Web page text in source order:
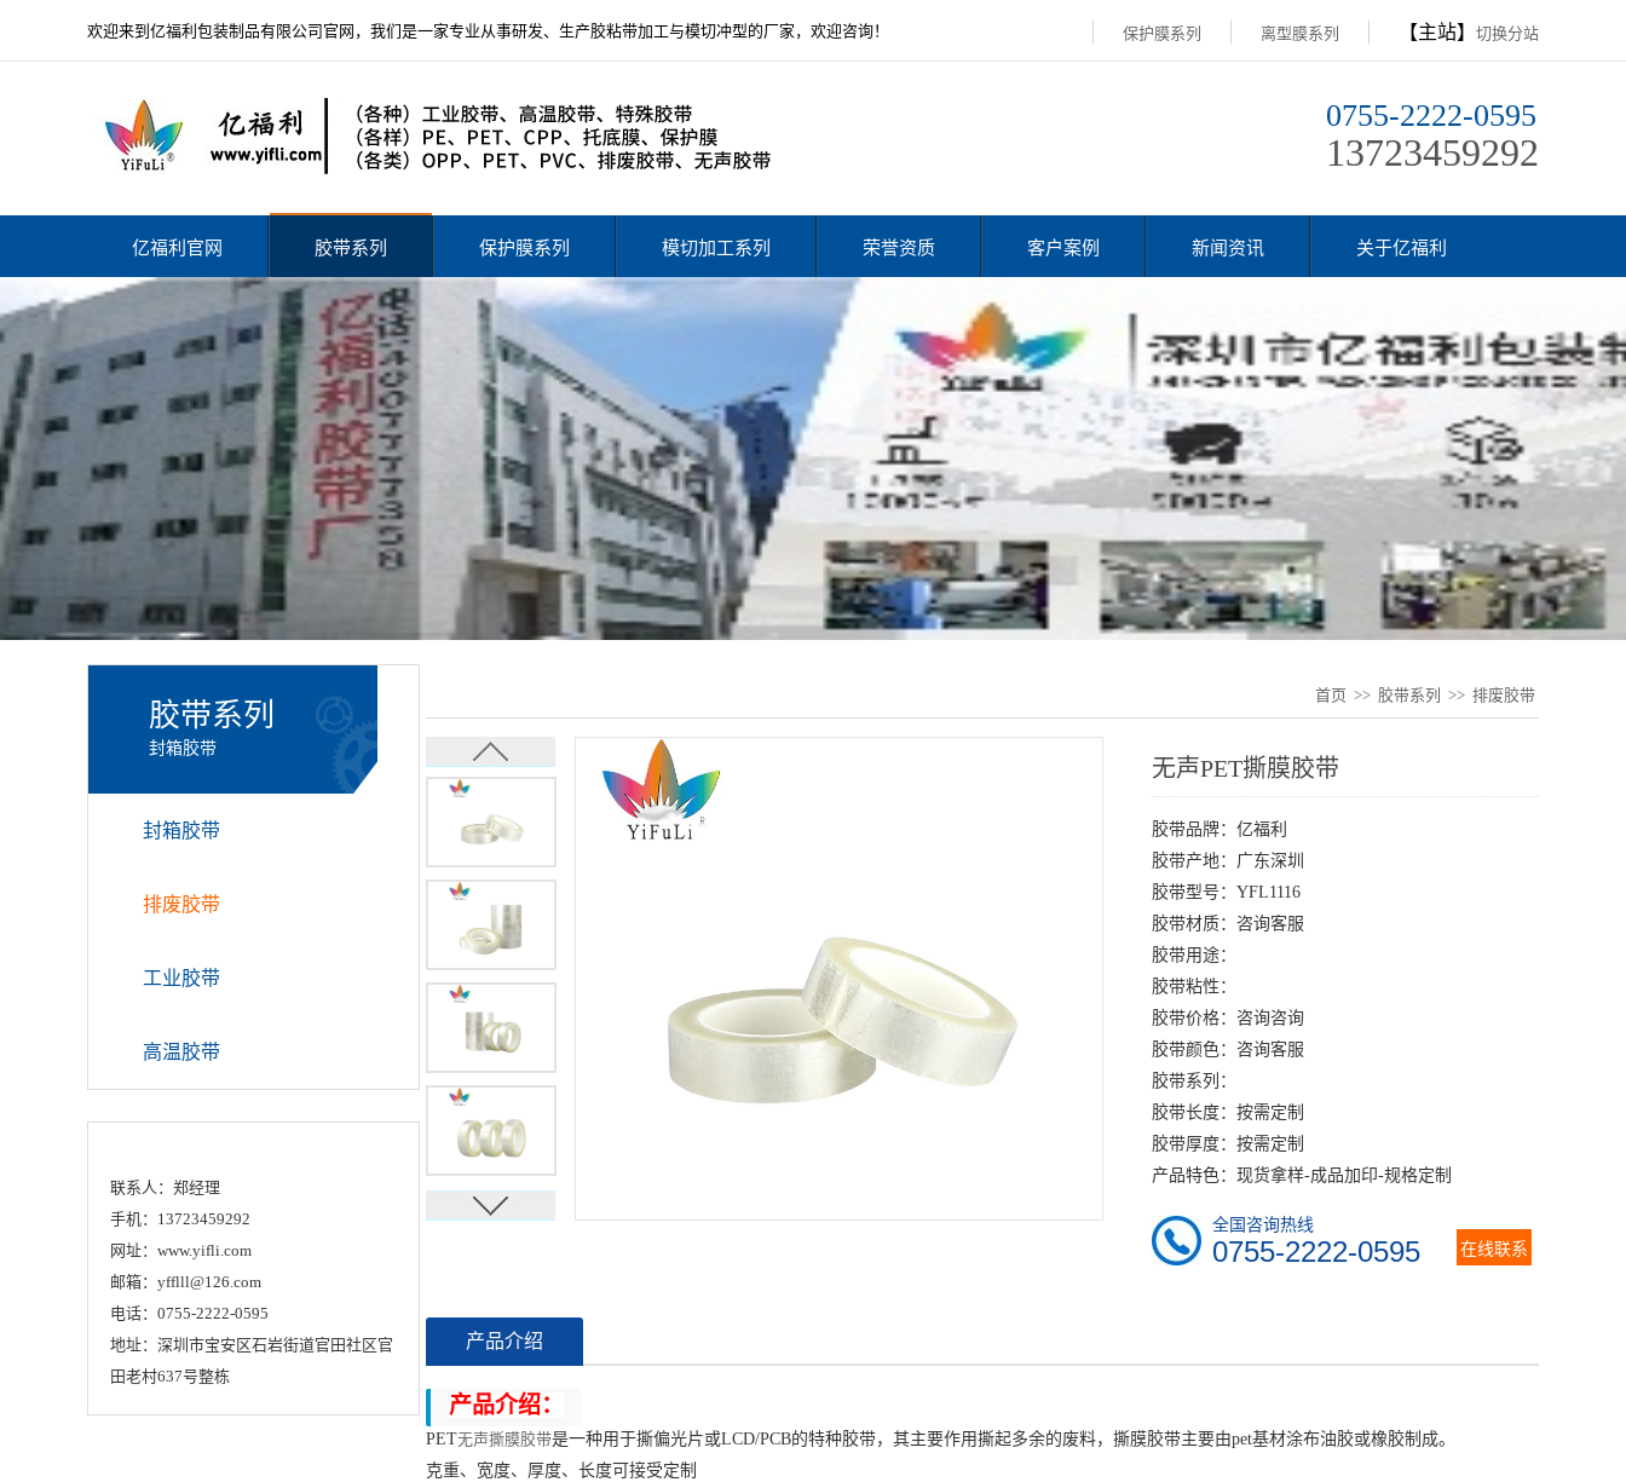
欢迎来到亿福利包装制品有限公司官网，我们是一家专业从事研发、生产胶粘带加工与模切冲型的厂家，欢迎咨询！ 保护膜系列 离型膜系列 【主站】 切换分站
0755-2222-0595
13723459292
亿福利官网 胶带系列 保护膜系列 模切加工系列 荣誉资质 客户案例 新闻资讯 关于亿福利
胶带系列
封箱胶带
封箱胶带
排废胶带
工业胶带
高温胶带
联系人：郑经理
手机：13723459292
网址：www.yifli.com
邮箱：yfflll@126.com
电话：0755-2222-0595
地址：深圳市宝安区石岩街道官田社区官
田老村637号整栋
首页 >> 胶带系列 >> 排废胶带
无声PET撕膜胶带
胶带品牌：亿福利
胶带产地：广东深圳
胶带型号：YFL1116
胶带材质：咨询客服
胶带用途：
胶带粘性：
胶带价格：咨询咨询
胶带颜色：咨询客服
胶带系列：
胶带长度：按需定制
胶带厚度：按需定制
产品特色：现货拿样-成品加印-规格定制
全国咨询热线
0755-2222-0595 在线联系
产品介绍
产品介绍：
PET无声撕膜胶带是一种用于撕偏光片或LCD/PCB的特种胶带，其主要作用撕起多余的废料，撕膜胶带主要由pet基材涂布油胶或橡胶制成。
克重、宽度、厚度、长度可接受定制